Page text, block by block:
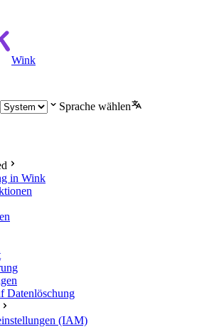
Wink
Sprache wählen
in Wink
Datenlöschung
(IAM)